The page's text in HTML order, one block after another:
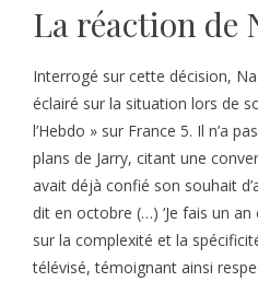
La réaction de
Interrogé sur cette décision,
éclairé sur la situation lors de
l’Hebdo » sur France 5. Il n’a
plans de Jarry, citant une
avait déjà confié son souhait
dit en octobre (…) ‘Je fais un
sur la complexité et la
télévisé, témoignant ainsi